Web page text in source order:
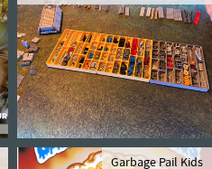
Garbage Pail Kids